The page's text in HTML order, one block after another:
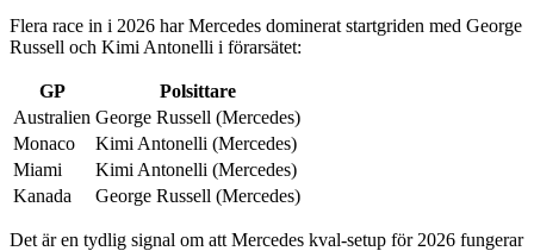
Flera race in i 2026 har Mercedes dominerat startgriden med George
Russell och Kimi Antonelli i förarsätet:
GP
Polsittare
Australien George Russell (Mercedes)
Monaco
Kimi Antonelli (Mercedes)
Miami
Kimi Antonelli (Mercedes)
Kanada
George Russell (Mercedes)
Det är en tydlig signal om att Mercedes kval-setup för 2026 fungerar